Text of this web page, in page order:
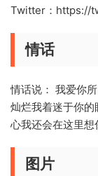
Twitter：https://
情话
情话说： 我爱你
灿烂我着迷于你
心我还会在这里
图片